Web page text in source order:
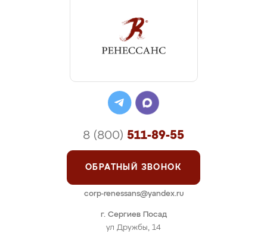
г. Сергиев Посад
ул Дружбы, 14
8 (800) 511-89-55
ОБРАТНЫЙ ЗВОНОК
corp-renessans@yandex.ru